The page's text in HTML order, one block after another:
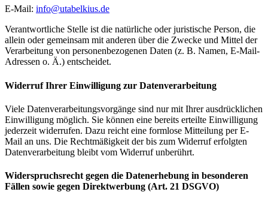
E-Mail: info@utabelkius.de
Verantwortliche Stelle ist die natürliche oder juristische Person, die
allein oder gemeinsam mit anderen über die Zwecke und Mittel der
Verarbeitung von personenbezogenen Daten (z. B. Namen, E-Mail-
Adressen o. Ä.) entscheidet.
Widerruf Ihrer Einwilligung zur Datenverarbeitung
Viele Datenverarbeitungsvorgänge sind nur mit Ihrer ausdrücklichen
Einwilligung möglich. Sie können eine bereits erteilte Einwilligung
jederzeit widerrufen. Dazu reicht eine formlose Mitteilung per E-
Mail an uns. Die Rechtmäßigkeit der bis zum Widerruf erfolgten
Datenverarbeitung bleibt vom Widerruf unberührt.
Widerspruchsrecht gegen die Datenerhebung in besonderen
Fällen sowie gegen Direktwerbung (Art. 21 DSGVO)